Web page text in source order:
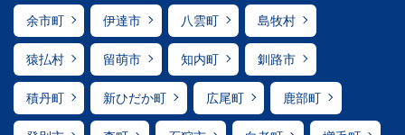
余市町 伊達市 八雲町 島牧村
猿払村 留萌市 知内町 釧路市
積丹町 新ひだか町 広尾町 鹿部町